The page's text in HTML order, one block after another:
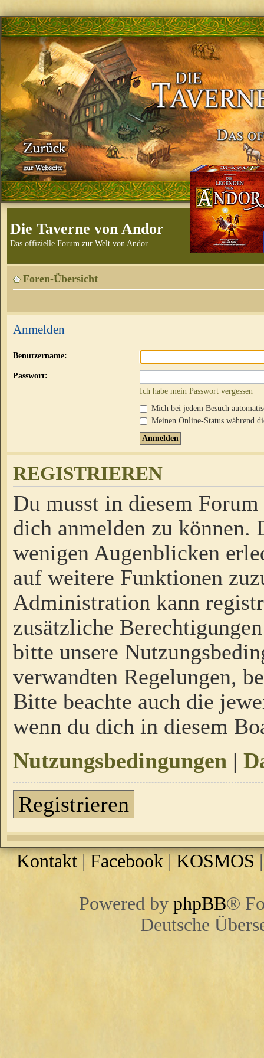
Die Taverne von Andor
Das offizielle Forum zur Welt von Andor
Foren-Übersicht
Anmelden
Benutzername:
Passwort:
Ich habe mein Passwort vergessen
Mich bei jedem Besuch
Meinen Online-Status während
REGISTRIEREN
Du musst in diesem
dich anmelden zu
wenigen Augenblicken
auf weitere Funktionen
Administration kann
zusätzliche
bitte unsere
verwandten Regelungen,
Bitte beachte auch die
wenn du dich in diesem
Nutzungsbedingungen |
Registrieren
Kontakt | Facebook |KOSMOS
Powered by phpBB®
Deutsche